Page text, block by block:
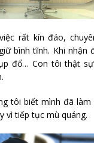
rất kín đáo,
bình tĩnh. Khi nhận
đổ… Con tôi thật
tôi biết mình đã làm
vì tiếp tục mù quáng.